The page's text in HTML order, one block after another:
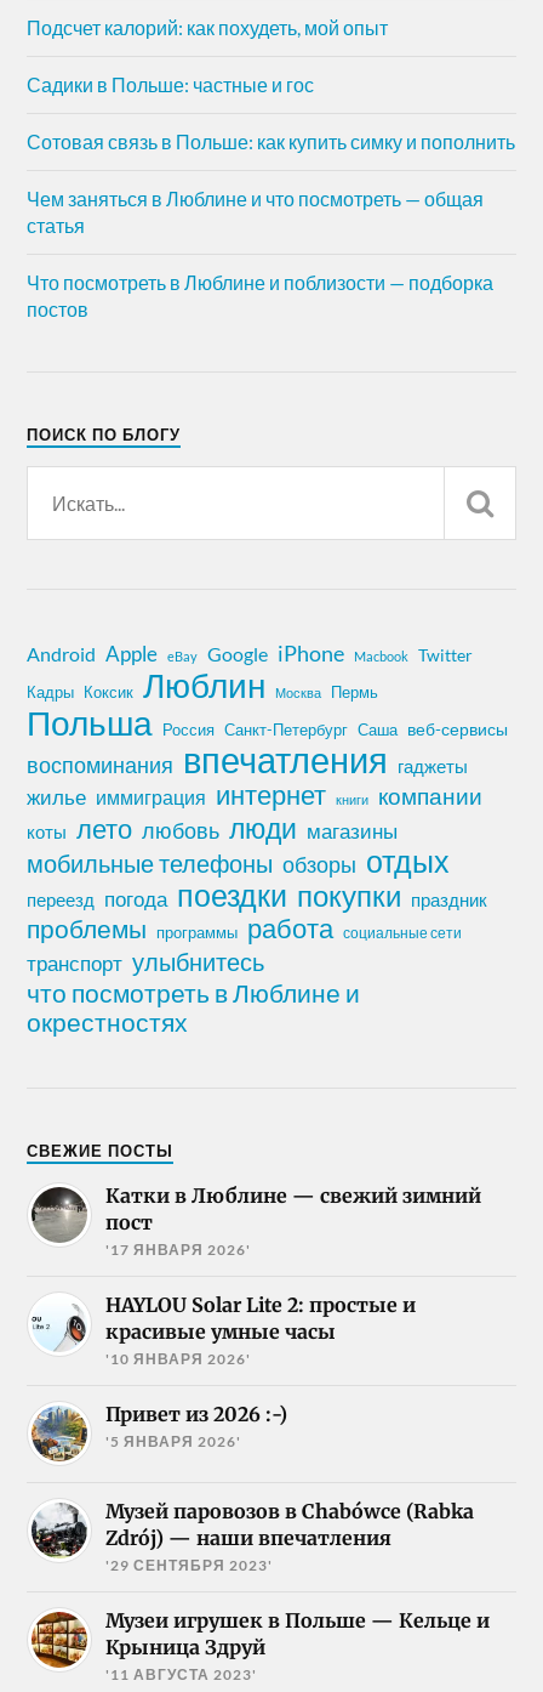
Подсчет калорий: как похудеть, мой опыт
Садики в Польше: частные и гос
Сотовая связь в Польше: как купить симку и пополнить
Чем заняться в Люблине и что посмотреть — общая
статья
Что посмотреть в Люблине и поблизости — подборка
постов
ПОИСК ПО БЛОГУ
Android Apple eBay Google iPhone Macbook Twitter
Кадры Коксик Люблин Москва Пермь
Польша Россия Санкт-Петербург Саша веб-сервисы
воспоминания впечатления гаджеты
жилье иммиграция интернет книги компании
коты лето любовь люди магазины
мобильные телефоны обзоры отдых
переезд погода поездки покупки праздник
проблемы программы работа социальные сети
транспорт улыбнитесь
что посмотреть в Люблине и
окрестностях
СВЕЖИЕ ПОСТЫ
Катки в Люблине — свежий зимний
пост
'17 ЯНВАРЯ 2026'
HAYLOU Solar Lite 2: простые и
красивые умные часы
'10 ЯНВАРЯ 2026'
Привет из 2026 :-)
'5 ЯНВАРЯ 2026'
Музей паровозов в Chabówce (Rabka
Zdrój) — наши впечатления
'29 СЕНТЯБРЯ 2023'
Музеи игрушек в Польше — Кельце и
Крыница Здруй
'11 АВГУСТА 2023'